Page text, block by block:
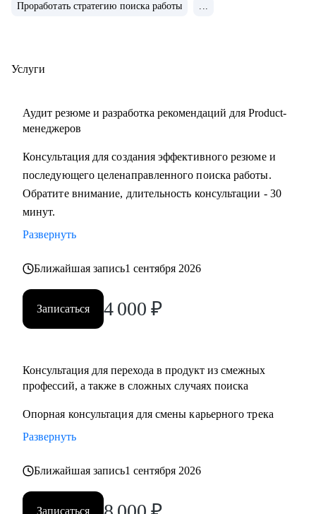
ваших текущих скиллов.
• Найти зону кратного роста для вашего продукта, помочь
вашего продукта и бизнеса
Кому могу помочь:
• Начинающим карьеру продакта.
• Профессионалам из смежных отраслей (маркетинг,
развитие бизнеса, дизайн), переходящим в управление
продуктом.
• Владельцам стартапа.
Проработать стратегию поиска работы ...
Услуги
Аудит резюме и разработка рекомендаций для Product-
менеджеров
Консультация для создания эффективного резюме и
последующего целенаправленного поиска работы.
Обратите внимание, длительность консультации - 30
минут.
Развернуть
Ближайшая запись1 сентября 2026
Записаться 4 000 ₽
Консультация для перехода в продукт из смежныx
профессий, а также в сложных случаях поиска
Опорная консультация для смены карьерного трека
Развернуть
Ближайшая запись1 сентября 2026
Записаться